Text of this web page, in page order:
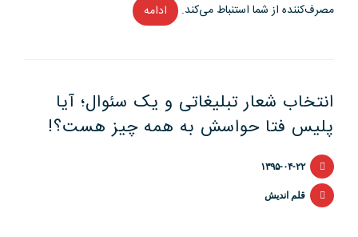
مصرف‌کننده از شما استنباط می‌کند. ادامه “مدل
کاپفرر”
انتخاب شعار تبلیغاتی و یک سئوال؛ آیا
پلیس فتا حواسش به همه چیز هست؟!
۱۳۹۵-۰۴-۲۲
قلم اندیش